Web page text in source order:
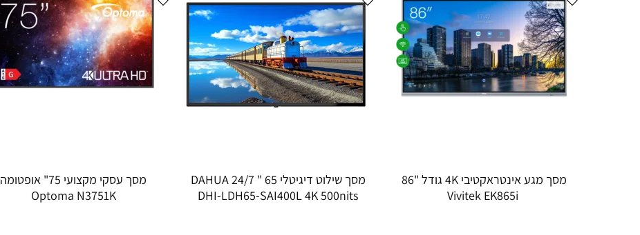
Vivitek EK865i
מסך שילוט דיגיטלי 65 " 24/7 DAHUA
DHI-LDH65-SAI400L 4K 500nits
מסך עסקי מקצועי 75" אופטומה
Optoma N3751K